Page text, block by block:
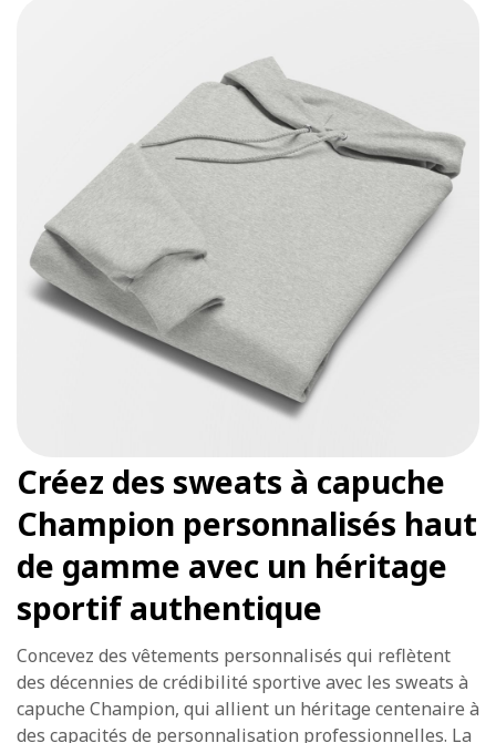
Créez des sweats à capuche
Champion personnalisés haut
de gamme avec un héritage
sportif authentique
Concevez des vêtements personnalisés qui reflètent
des décennies de crédibilité sportive avec les sweats à
capuche Champion, qui allient un héritage centenaire à
des capacités de personnalisation professionnelles. La